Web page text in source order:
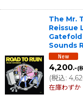
The Mr.
Reissue
Gatefold
Sounds
4,200.-(
(税込:
在庫わずか